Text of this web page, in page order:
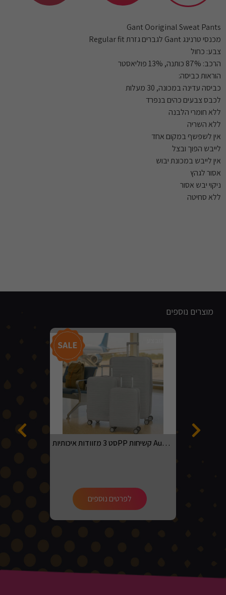
Gant Ooriginal Sweat Pants
מכנסי טרנינג Gant לגברים גזרת Regular fit
צבע: כחול
הרכב: 87% כותנה, 13% פוליאסטר
הוראות כביסה:
כביסה עדינה במכונה, 30 מעלות
לכבס צבעים כהים בנפרד
ללא חומרי הלבנה
ללא השריה
אין לשפשף במקום אחד
לייבש הפוך ובצל
אין לייבש במכונת יבוש
אסור לגהץ
ניקוי יבש אסור
ללא סחיטה
מוצרים נוספים
סט 3 מזוודות איכותיותPP קשיחות Australian adventurer בגדלים 20, 24, 28 בצבע אפור בהיר
לפרטים נוספים